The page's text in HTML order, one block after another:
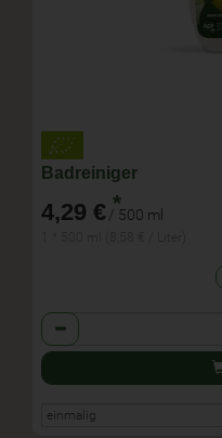
Badreiniger
4,29 € *
/ 500 ml
Anzahl